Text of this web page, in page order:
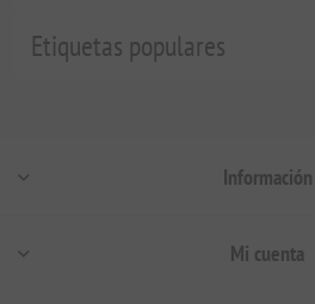
Etiquetas populares
Información
Mi cuenta